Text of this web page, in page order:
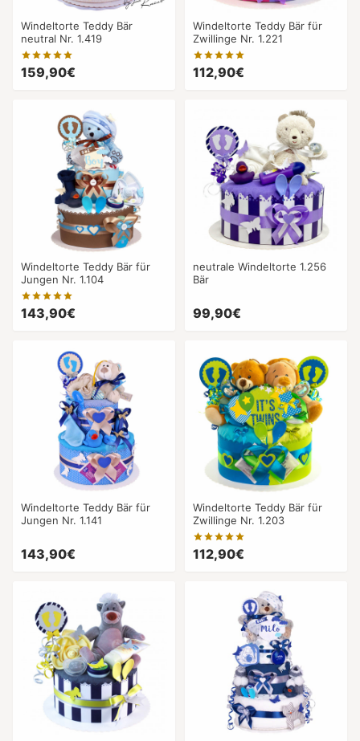
Windeltorte Teddy Bär
neutral Nr. 1.419
159,90€
Windeltorte Teddy Bär für
Zwillinge Nr. 1.221
112,90€
Windeltorte Teddy Bär für
Jungen Nr. 1.104
143,90€
neutrale Windeltorte 1.256
Bär
99,90€
Windeltorte Teddy Bär für
Jungen Nr. 1.141
143,90€
Windeltorte Teddy Bär für
Zwillinge Nr. 1.203
112,90€